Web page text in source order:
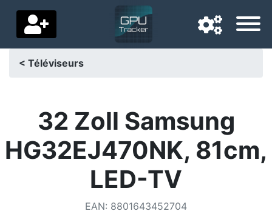
Pays de livraison
Accueil
< Téléviseurs
32 Zoll Samsung
HG32EJ470NK, 81cm,
LED-TV
EAN: 8801643452704